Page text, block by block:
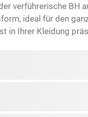
verführerische
ideal für den
in Ihrer Kleidung